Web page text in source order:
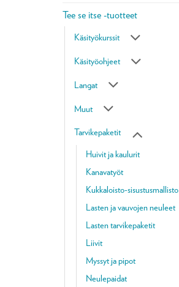
Tee se itse -tuotteet
Käsityökurssit
Käsityöohjeet
Langat
Muut
Tarvikepaketit
Huivit ja kaulurit
Kanavatyöt
Kukkaloisto-sisustusmallisto
Lasten ja vauvojen neuleet
Lasten tarvikepaketit
Liivit
Myssyt ja pipot
Neulepaidat